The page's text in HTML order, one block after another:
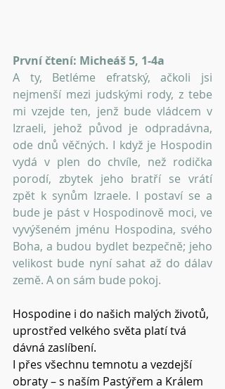
První čtení: Micheáš 5, 1-4a
A ty, Betléme efratský, ačkoli jsi
nejmenší mezi judskými rody, z tebe
mi vzejde ten, jenž bude vládcem v
Izraeli, jehož původ je odpradávna,
ode dnů věčných. I když je Hospodin
vydá v plen do chvíle, než rodička
porodí, zbytek jeho bratří se vrátí
zpět k synům Izraele. I postaví se a
bude je pást v Hospodinově moci, ve
vyvýšeném jménu Hospodina, svého
Boha, a budou bydlet bezpečně; jeho
velikost bude nyní sahat až do dálav
země. A on sám bude pokoj.
Hospodine i do našich malých životů,
uprostřed velkého světa platí tvá
dávná zaslíbení.
I přes všechnu temnotu a vezdejší
obraty – s naším Pastýřem a Králem